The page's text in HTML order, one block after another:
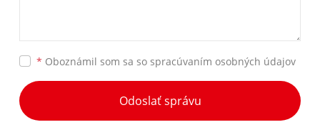
* Oboznámil som sa so spracúvaním osobných údajov
Odoslať správu